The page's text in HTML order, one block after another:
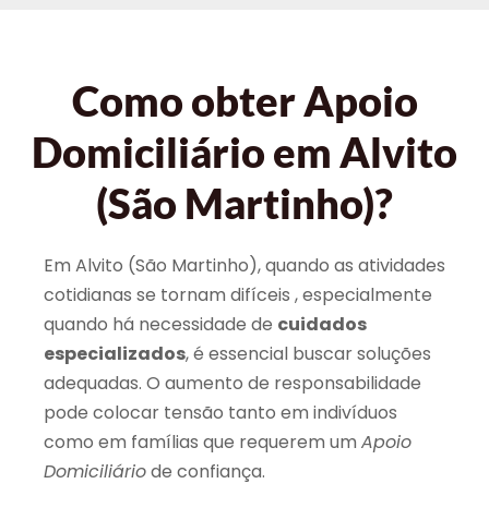
Como obter Apoio
Domiciliário em Alvito
(São Martinho)?
Em Alvito (São Martinho), quando as atividades
cotidianas se tornam difíceis , especialmente
quando há necessidade de cuidados
especializados, é essencial buscar soluções
adequadas. O aumento de responsabilidade
pode colocar tensão tanto em indivíduos
como em famílias que requerem um Apoio
Domiciliáriode confiança.